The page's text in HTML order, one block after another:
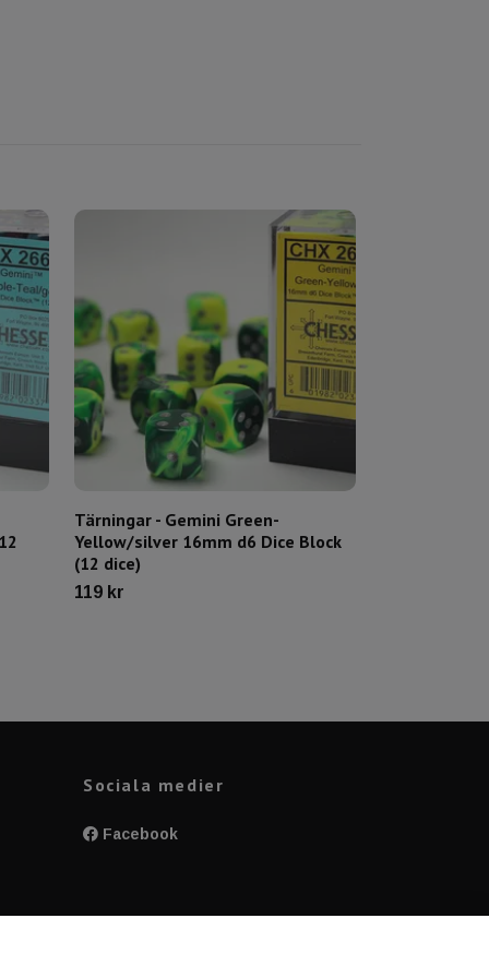
Tärningar - Gemini Green-
Yellow/silver 16mm d6 Dice Block
(12 dice)
119 kr
Sociala medier
Facebook